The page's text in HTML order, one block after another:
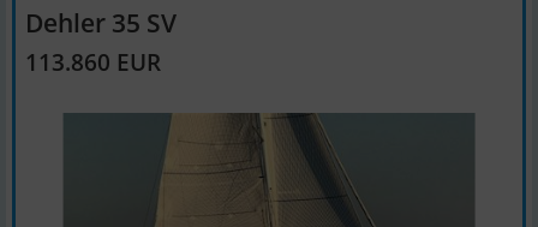
Dehler 35 SV
113.860 EUR